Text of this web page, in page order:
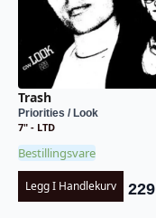
Trash
Priorities / Look
7" - LTD
Bestillingsvare
Legg I Handlekurv 229